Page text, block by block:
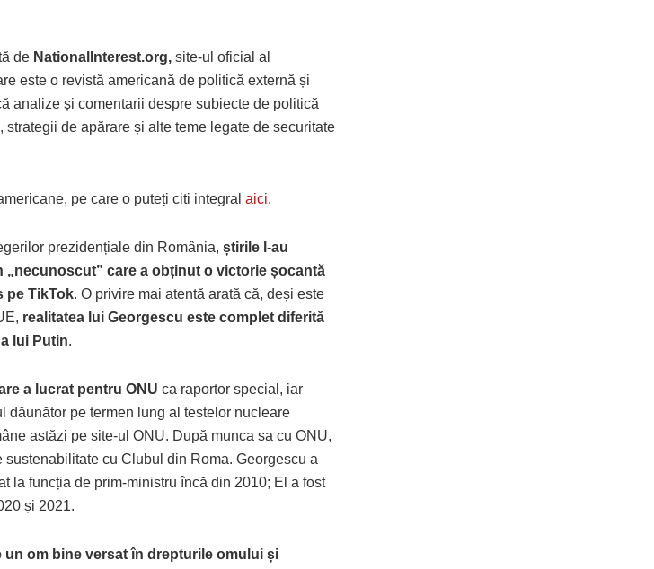
de NationalInterest.org, site-ul oficial al
este o revistă americană de politică externă și
analize și comentarii despre subiecte de politică
de apărare și alte teme legate de securitate
pe care o puteți citi integral aici.
prezidențiale din România, știrile l-au
care a obținut o victorie șocantă
pe TikTok. O privire mai atentă arată că, deși este
realitatea lui Georgescu este complet diferită
lui Putin.
a lucrat pentru ONU ca raportor special, iar
dăunător pe termen lung al testelor nucleare
astăzi pe site-ul ONU. După munca sa cu ONU,
cu Clubul din Roma. Georgescu a
la funcția de prim-ministru încă din 2010; El a fost
și 2021.
om bine versat în drepturile omului și